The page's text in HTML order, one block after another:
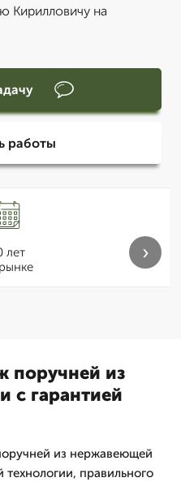
Кирилловичу на
работы
лет
›
поручней из
с гарантией
из нержавеющей
правильного